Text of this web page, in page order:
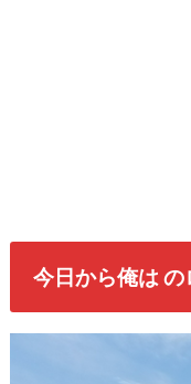
今日から俺は